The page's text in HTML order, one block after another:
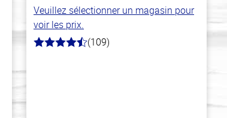
Veuillez sélectionner un magasin pour
voir les prix.
4.8
(109)